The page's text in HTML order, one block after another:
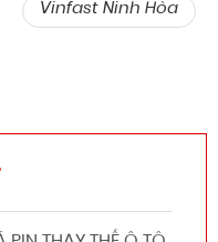
Vinfast Ninh Hòa